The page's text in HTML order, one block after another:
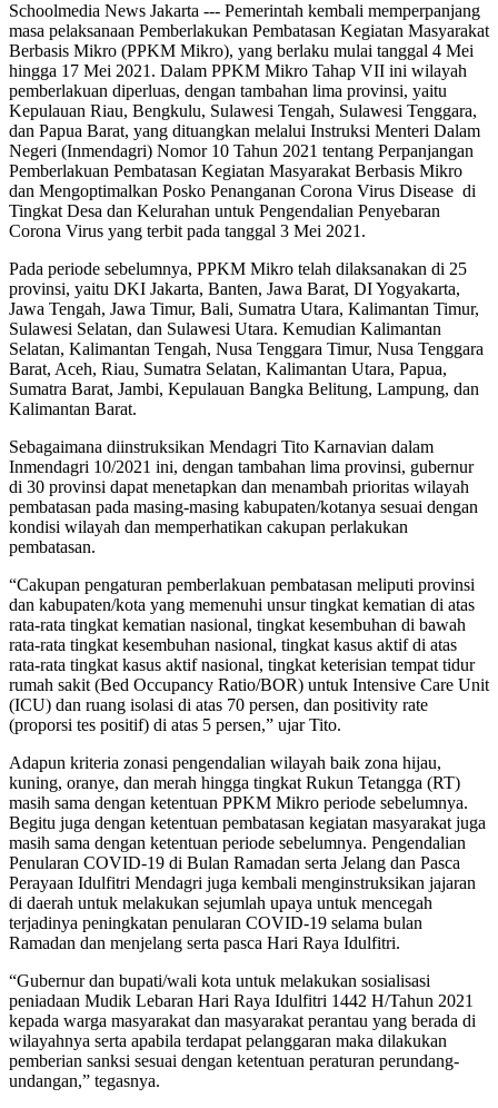
Schoolmedia News Jakarta --- Pemerintah kembali memperpanjang
masa pelaksanaan Pemberlakukan Pembatasan Kegiatan Masyarakat
Berbasis Mikro (PPKM Mikro), yang berlaku mulai tanggal 4 Mei
hingga 17 Mei 2021. Dalam PPKM Mikro Tahap VII ini wilayah
pemberlakuan diperluas, dengan tambahan lima provinsi, yaitu
Kepulauan Riau, Bengkulu, Sulawesi Tengah, Sulawesi Tenggara,
dan Papua Barat, yang dituangkan melalui Instruksi Menteri Dalam
Negeri (Inmendagri) Nomor 10 Tahun 2021 tentang Perpanjangan
Pemberlakuan Pembatasan Kegiatan Masyarakat Berbasis Mikro
dan Mengoptimalkan Posko Penanganan Corona Virus Disease di
Tingkat Desa dan Kelurahan untuk Pengendalian Penyebaran
Corona Virus yang terbit pada tanggal 3 Mei 2021.
Pada periode sebelumnya, PPKM Mikro telah dilaksanakan di 25
provinsi, yaitu DKI Jakarta, Banten, Jawa Barat, DI Yogyakarta,
Jawa Tengah, Jawa Timur, Bali, Sumatra Utara, Kalimantan Timur,
Sulawesi Selatan, dan Sulawesi Utara. Kemudian Kalimantan
Selatan, Kalimantan Tengah, Nusa Tenggara Timur, Nusa Tenggara
Barat, Aceh, Riau, Sumatra Selatan, Kalimantan Utara, Papua,
Sumatra Barat, Jambi, Kepulauan Bangka Belitung, Lampung, dan
Kalimantan Barat.
Sebagaimana diinstruksikan Mendagri Tito Karnavian dalam
Inmendagri 10/2021 ini, dengan tambahan lima provinsi, gubernur
di 30 provinsi dapat menetapkan dan menambah prioritas wilayah
pembatasan pada masing-masing kabupaten/kotanya sesuai dengan
kondisi wilayah dan memperhatikan cakupan perlakukan
pembatasan.
“Cakupan pengaturan pemberlakuan pembatasan meliputi provinsi
dan kabupaten/kota yang memenuhi unsur tingkat kematian di atas
rata-rata tingkat kematian nasional, tingkat kesembuhan di bawah
rata-rata tingkat kesembuhan nasional, tingkat kasus aktif di atas
rata-rata tingkat kasus aktif nasional, tingkat keterisian tempat tidur
rumah sakit (Bed Occupancy Ratio/BOR) untuk Intensive Care Unit
(ICU) dan ruang isolasi di atas 70 persen, dan positivity rate
(proporsi tes positif) di atas 5 persen,” ujar Tito.
Adapun kriteria zonasi pengendalian wilayah baik zona hijau,
kuning, oranye, dan merah hingga tingkat Rukun Tetangga (RT)
masih sama dengan ketentuan PPKM Mikro periode sebelumnya.
Begitu juga dengan ketentuan pembatasan kegiatan masyarakat juga
masih sama dengan ketentuan periode sebelumnya. Pengendalian
Penularan COVID-19 di Bulan Ramadan serta Jelang dan Pasca
Perayaan Idulfitri Mendagri juga kembali menginstruksikan jajaran
di daerah untuk melakukan sejumlah upaya untuk mencegah
terjadinya peningkatan penularan COVID-19 selama bulan
Ramadan dan menjelang serta pasca Hari Raya Idulfitri.
“Gubernur dan bupati/wali kota untuk melakukan sosialisasi
peniadaan Mudik Lebaran Hari Raya Idulfitri 1442 H/Tahun 2021
kepada warga masyarakat dan masyarakat perantau yang berada di
wilayahnya serta apabila terdapat pelanggaran maka dilakukan
pemberian sanksi sesuai dengan ketentuan peraturan perundang-
undangan,” tegasnya.